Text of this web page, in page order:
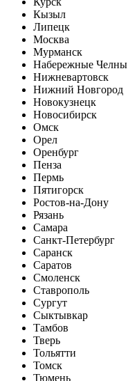
Кызыл
Липецк
Москва
Мурманск
Набережные Челны
Нижневартовск
Нижний Новгород
Новокузнецк
Новосибирск
Омск
Орел
Оренбург
Пенза
Пермь
Пятигорск
Ростов-на-Дону
Рязань
Самара
Санкт-Петербург
Саранск
Саратов
Смоленск
Ставрополь
Сургут
Сыктывкар
Тамбов
Тверь
Тольятти
Томск
Тюмень